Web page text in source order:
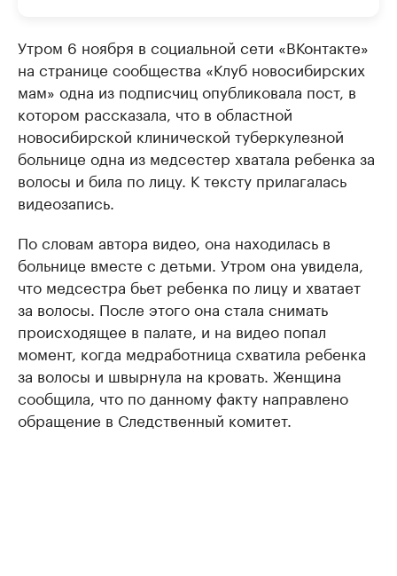
Утром 6 ноября в социальной сети «ВКонтакте»
на странице сообщества «Клуб новосибирских
мам» одна из подписчиц опубликовала пост, в
котором рассказала, что в областной
новосибирской клинической туберкулезной
больнице одна из медсестер хватала ребенка за
волосы и била по лицу. К тексту прилагалась
видеозапись.
По словам автора видео, она находилась в
больнице вместе с детьми. Утром она увидела,
что медсестра бьет ребенка по лицу и хватает
за волосы. После этого она стала снимать
происходящее в палате, и на видео попал
момент, когда медработница схватила ребенка
за волосы и швырнула на кровать. Женщина
сообщила, что по данному факту направлено
обращение в Следственный комитет.